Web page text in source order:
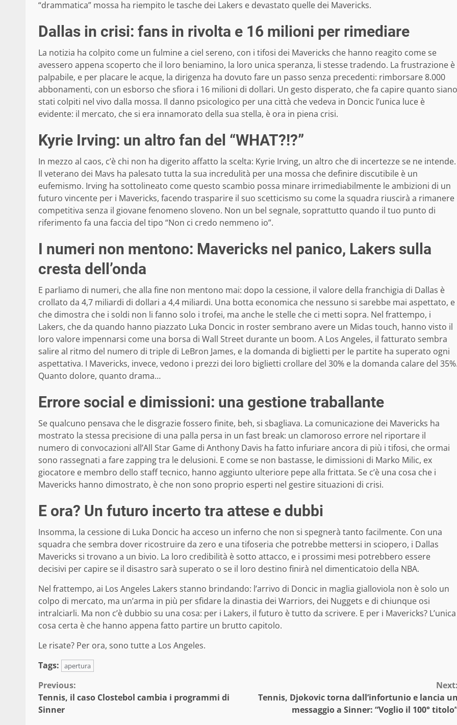
“drammatica” mossa ha riempito le tasche dei Lakers e devastato quelle dei Mavericks.
Dallas in crisi: fans in rivolta e 16 milioni per rimediare
La notizia ha colpito come un fulmine a ciel sereno, con i tifosi dei Mavericks che hanno reagito come se
avessero appena scoperto che il loro beniamino, la loro unica speranza, li stesse tradendo. La frustrazione è
palpabile, e per placare le acque, la dirigenza ha dovuto fare un passo senza precedenti: rimborsare 8.000
abbonamenti, con un esborso che sfiora i 16 milioni di dollari. Un gesto disperato, che fa capire quanto siano
stati colpiti nel vivo dalla mossa. Il danno psicologico per una città che vedeva in Doncic l’unica luce è
evidente: il mercato, che si era innamorato della sua stella, è ora in piena crisi.
Kyrie Irving: un altro fan del “WHAT?!?”
In mezzo al caos, c’è chi non ha digerito affatto la scelta: Kyrie Irving, un altro che di incertezze se ne intende.
Il veterano dei Mavs ha palesato tutta la sua incredulità per una mossa che definire discutibile è un
eufemismo. Irving ha sottolineato come questo scambio possa minare irrimediabilmente le ambizioni di un
futuro vincente per i Mavericks, facendo trasparire il suo scetticismo su come la squadra riuscirà a rimanere
competitiva senza il giovane fenomeno sloveno. Non un bel segnale, soprattutto quando il tuo punto di
riferimento fa una faccia del tipo “Non ci credo nemmeno io”.
I numeri non mentono: Mavericks nel panico, Lakers sulla
cresta dell’onda
E parliamo di numeri, che alla fine non mentono mai: dopo la cessione, il valore della franchigia di Dallas è
crollato da 4,7 miliardi di dollari a 4,4 miliardi. Una botta economica che nessuno si sarebbe mai aspettato, e
che dimostra che i soldi non li fanno solo i trofei, ma anche le stelle che ci metti sopra. Nel frattempo, i
Lakers, che da quando hanno piazzato Luka Doncic in roster sembrano avere un Midas touch, hanno visto il
loro valore impennarsi come una borsa di Wall Street durante un boom. A Los Angeles, il fatturato sembra
salire al ritmo del numero di triple di LeBron James, e la domanda di biglietti per le partite ha superato ogni
aspettativa. I Mavericks, invece, vedono i prezzi dei loro biglietti crollare del 30% e la domanda calare del
Quanto dolore, quanto drama…
Errore social e dimissioni: una gestione traballante
Se qualcuno pensava che le disgrazie fossero finite, beh, si sbagliava. La comunicazione dei Mavericks ha
mostrato la stessa precisione di una palla persa in un fast break: un clamoroso errore nel riportare il
numero di convocazioni all’All Star Game di Anthony Davis ha fatto infuriare ancora di più i tifosi, che ormai
sono rassegnati a fare zapping tra le delusioni. E come se non bastasse, le dimissioni di Marko Milic, ex
giocatore e membro dello staff tecnico, hanno aggiunto ulteriore pepe alla frittata. Se c’è una cosa che i
Mavericks hanno dimostrato, è che non sono proprio esperti nel gestire situazioni di crisi.
E ora? Un futuro incerto tra attese e dubbi
Insomma, la cessione di Luka Doncic ha acceso un inferno che non si spegnerà tanto facilmente. Con una
squadra che sembra dover ricostruire da zero e una tifoseria che potrebbe mettersi in sciopero, i Dallas
Mavericks si trovano a un bivio. La loro credibilità è sotto attacco, e i prossimi mesi potrebbero essere
decisivi per capire se il disastro sarà superato o se il loro destino finirà nel dimenticatoio della NBA.
Nel frattempo, ai Los Angeles Lakers stanno brindando: l’arrivo di Doncic in maglia gialloviola non è solo un
colpo di mercato, ma un’arma in più per sfidare la dinastia dei Warriors, dei Nuggets e di chiunque osi
intralciarli. Ma non c’è dubbio su una cosa: per i Lakers, il futuro è tutto da scrivere. E per i Mavericks? L’unica
cosa certa è che hanno appena fatto partire un brutto capitolo.
Le risate? Per ora, sono tutte a Los Angeles.
Tags:
apertura
Continue
Reading
Previous:
Tennis, il caso Clostebol cambia i programmi di
Sinner
Tennis, Djokovic torna dall’infortunio e lancia
messaggio a Sinner: “Voglio il 100°